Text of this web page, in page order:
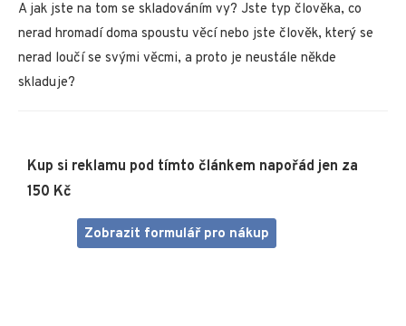
A jak jste na tom se skladováním vy? Jste typ člověka, co
nerad hromadí doma spoustu věcí nebo jste člověk, který se
nerad loučí se svými věcmi, a proto je neustále někde
skladuje?
Kup si reklamu pod tímto článkem napořád jen za
150 Kč
Zobrazit formulář pro nákup